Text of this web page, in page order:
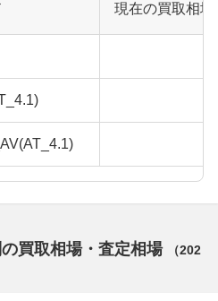
現在の買取相
買取相場・査定相場 （202